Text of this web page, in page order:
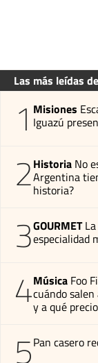
Las más leídas
1 Misiones
Iguazú
2Historia No
Argentina
historia?
3GOURMET
especialidad
4Música Foo
cuándo
y a qué precio
5Pan casero